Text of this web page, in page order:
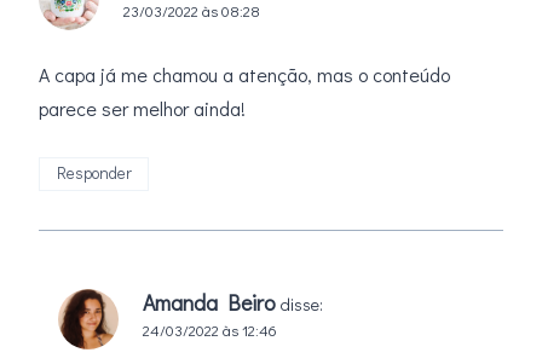
23/03/2022 às 08:28
A capa já me chamou a atenção, mas o conteúdo
parece ser melhor ainda!
Responder
Amanda Beiro disse:
24/03/2022 às 12:46